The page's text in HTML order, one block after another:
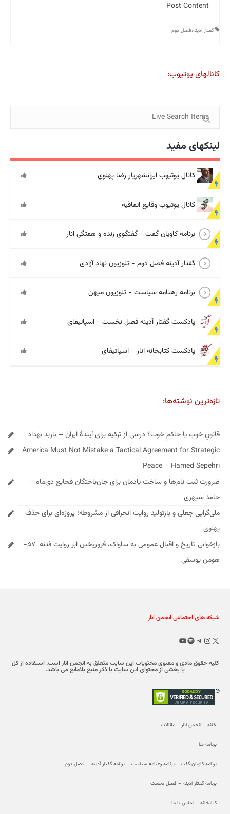
Post Content
گفتار آدینه،فصل دوم
کانالهای یوتیوب:
لینکهای مفید
کانال یوتیوب ایرانشهریار رضا پهلوی
کانال یوتیوب وقایع اتفاقیه
برنامه کاویان گفت - گفتگوی زنده و هفتگی انار
گفتار آدینه فصل دوم - تلوزیون نهاد آزادی
برنامه رهنامه سیاست - تلوزیون میهن
پادکست گفتار آدینه فصل نخست - اسپاتیفای
پادکست کتابخانه انار - اسپاتیفای
تازه‌ترین نوشته‌ها:
قانونِ خوب یا حاکمِ خوب؟ درسی از ترکیه برای آیندهٔ ایران – باربد بهداد
America Must Not Mistake a Tactical Agreement for Strategic
Peace – Hamed Sepehri
ضرورت ثبت نام‌ها و ساخت یادمان برای جان‌باختگان فجایع دی‌ماه –
حامد سپهری
ملی‌گرایی جعلی و بازتولید روایت انحرافی از مشروطه؛ پروژه‌ای برای حذف
پهلوی
بازخوانی تاریخ و اقبال عمومی به ساواک، فروریختن ابر روایت فتنه ۵۷-
هومن یوسفی
شبکه های اجتماعی انجمن انار
X اینستاگرم
تلگرام
اسپاتیفای
یوتیوب
کلیه حقوق مادی و معنوی محتویات این سایت متعلق به انجمن انار است. استفاده از کل
یا بخشی از محتوای این سایت با ذکر منبع بلامانع می باشد.
خانه انجمن انار مقالات
برنامه ها
برنامه کاویان گفت برنامه رهنامه سیاست برنامه گفتار آدینه – فصل دوم
برنامه گفتار آدینه – فصل نخست
کتابخانه تماس با ما